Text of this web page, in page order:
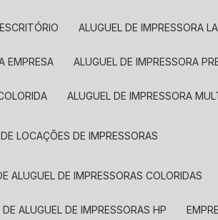
ALUGUEL DE IMPRESSORA
EMPRESA ALUGUEL DE IMPRESSORA
ALUGUEL DE IMPRESSORA
DE LOCAÇÕES DE IMPRESSORAS
ALUGUEL DE IMPRESSORAS COLORIDAS
DE ALUGUEL DE IMPRESSORAS HP